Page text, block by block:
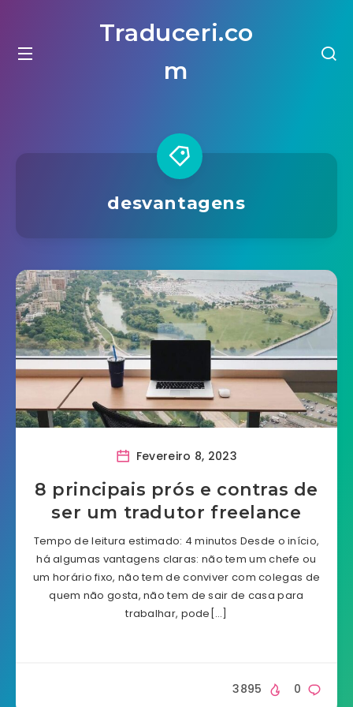
Traduceri.co
m
desvantagens
Fevereiro 8, 2023
8 principais prós e contras de
ser um tradutor freelance
Tempo de leitura estimado: 4 minutos Desde o início,
há algumas vantagens claras: não tem um chefe ou
um horário fixo, não tem de conviver com colegas de
quem não gosta, não tem de sair de casa para
trabalhar, pode[…]
0
3895